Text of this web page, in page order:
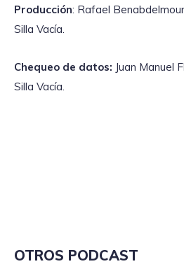
Producción: Rafael
Silla Vacía.
Chequeo de datos: Juan Manuel
Silla Vacía.
OTROS PODCAST